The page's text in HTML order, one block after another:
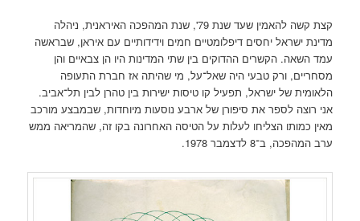
קצת קשה להאמין שעד שנת 79', שנת המהפכה האיראנית, ניהלה
מדינת ישראל יחסים דיפלומטיים חמים וידידותיים עם איראן, שבראשה
עמד השאה. הקשרים ההדוקים בין שתי המדינות היו הן צבאיים והן
מסחריים, ורק טבעי היה שאל־על, מי שהיתה אז חברת התעופה
הלאומית של ישראל, תפעיל קו טיסות ישירות בין טהרן לבין תל־אביב.
אני רוצה לספר את סיפורן של ארבע נוסעות מיוחדות, שבמבצע מורכב
מאין כמותו הצליחו לעלות על הטיסה האחרונה בקו זה, שהמריאה ממש
ערב המהפכה, ב־8 לדצמבר 1978.